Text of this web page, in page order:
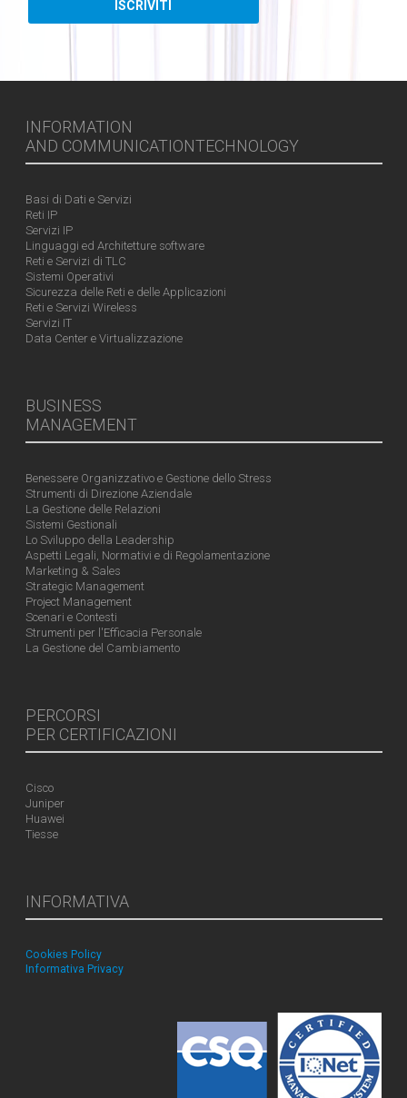
INFORMATION
AND COMMUNICATIONTECHNOLOGY
Basi di Dati e Servizi
Reti IP
Servizi IP
Linguaggi ed Architetture software
Reti e Servizi di TLC
Sistemi Operativi
Sicurezza delle Reti e delle Applicazioni
Reti e Servizi Wireless
Servizi IT
Data Center e Virtualizzazione
BUSINESS
MANAGEMENT
Benessere Organizzativo e Gestione dello Stress
Strumenti di Direzione Aziendale
La Gestione delle Relazioni
Sistemi Gestionali
Lo Sviluppo della Leadership
Aspetti Legali, Normativi e di Regolamentazione
Marketing & Sales
Strategic Management
Project Management
Scenari e Contesti
Strumenti per l'Efficacia Personale
La Gestione del Cambiamento
PERCORSI
PER CERTIFICAZIONI
Cisco
Juniper
Huawei
Tiesse
INFORMATIVA
Cookies Policy
Informativa Privacy